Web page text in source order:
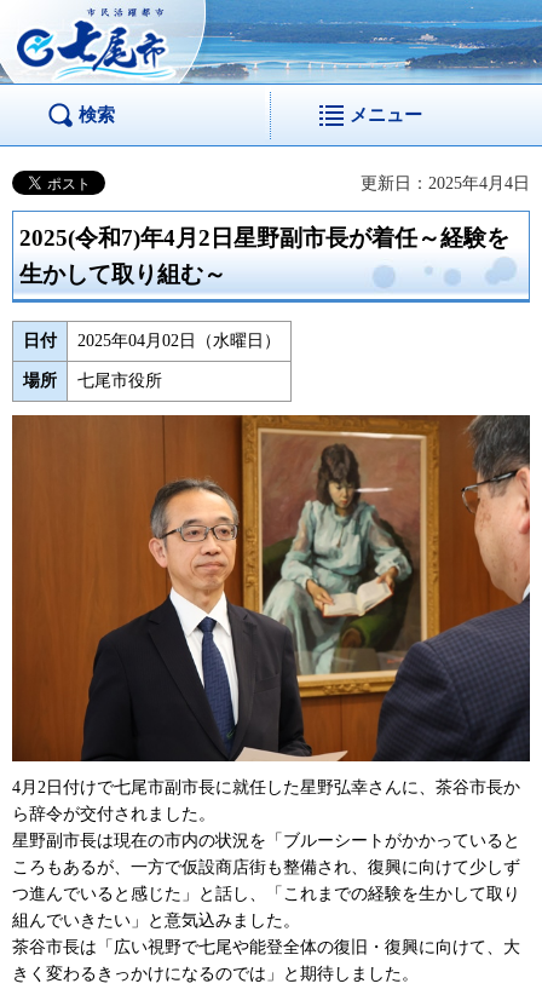
市民活躍都市 七尾
市
検索 メニュー
更新日：2025年4月4日
2025(令和7)年4月2日星野副市長が着任～経験を
生かして取り組む～
日付 2025年04月02日（水曜日）
場所 七尾市役所
4月2日付けで七尾市副市長に就任した星野弘幸さんに、茶谷市長か
ら辞令が交付されました。
星野副市長は現在の市内の状況を「ブルーシートがかかっていると
ころもあるが、一方で仮設商店街も整備され、復興に向けて少しず
つ進んでいると感じた」と話し、「これまでの経験を生かして取り
組んでいきたい」と意気込みました。
茶谷市長は「広い視野で七尾や能登全体の復旧・復興に向けて、大
きく変わるきっかけになるのでは」と期待しました。